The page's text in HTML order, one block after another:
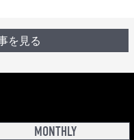
を見る
MONTHLY